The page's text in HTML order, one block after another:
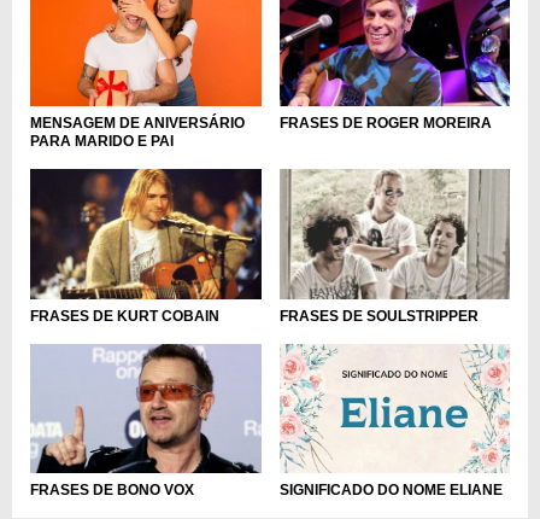
MENSAGEM DE ANIVERSÁRIO
PARA MARIDO E PAI
FRASES DE ROGER MOREIRA
FRASES DE KURT COBAIN FRASES DE SOULSTRIPPER
FRASES DE BONO VOX SIGNIFICADO DO NOME ELIANE